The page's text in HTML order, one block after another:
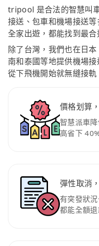
tripool 是合法的智慧叫
接送、包車和機場接送
全家出遊，都能找到最合
除了台灣，我們也在日
南和泰國等地提供機場
從下飛機開始就無縫接軌
價格划算
智慧派車
高省下
彈性取消
有突發狀
都能全額退